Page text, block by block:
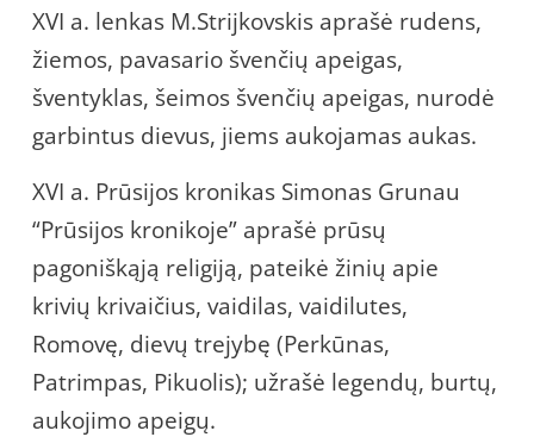
XVI a. lenkas M.Strijkovskis aprašė rudens,
žiemos, pavasario švenčių apeigas,
šventyklas, šeimos švenčių apeigas, nurodė
garbintus dievus, jiems aukojamas aukas.
XVI a. Prūsijos kronikas Simonas Grunau
“Prūsijos kronikoje” aprašė prūsų
pagoniškąją religiją, pateikė žinių apie
krivių krivaičius, vaidilas, vaidilutes,
Romovę, dievų trejybę (Perkūnas,
Patrimpas, Pikuolis); užrašė legendų, burtų,
aukojimo apeigų.